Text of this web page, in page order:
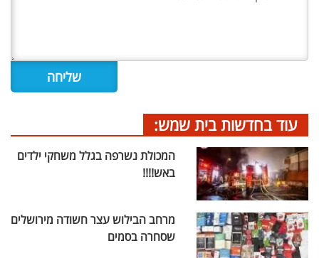
עוד בחדשות בית שמש:
המכולת נשרפה בגלל משחקי ילדים
באש!!!!
מרחב הבילוש עצר חשודה מירושלים
שסחרה בסמים